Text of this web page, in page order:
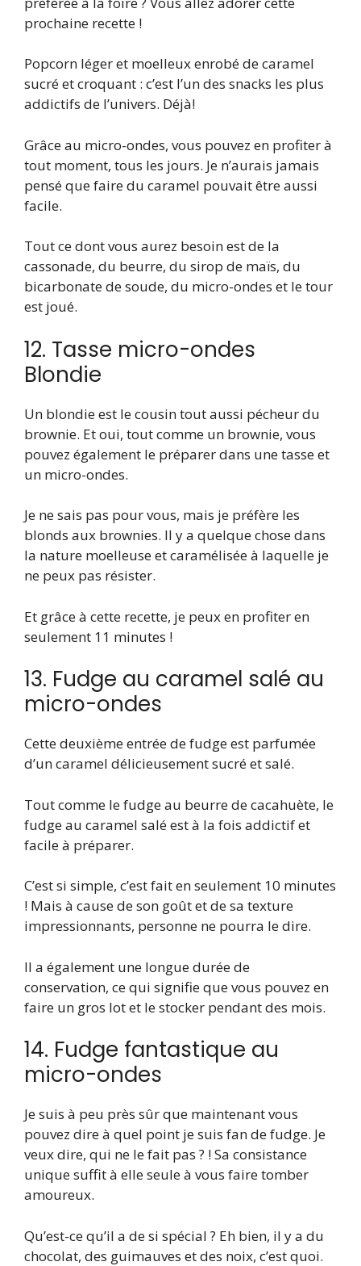
prochaine recette !
Popcorn léger et moelleux enrobé de caramel
sucré et croquant : c’est l’un des snacks les plus
addictifs de l’univers. Déjà!
Grâce au micro-ondes, vous pouvez en profiter à
tout moment, tous les jours. Je n’aurais jamais
pensé que faire du caramel pouvait être aussi
facile.
Tout ce dont vous aurez besoin est de la
cassonade, du beurre, du sirop de maïs, du
bicarbonate de soude, du micro-ondes et le tour
est joué.
12. Tasse micro-ondes
Blondie
Un blondie est le cousin tout aussi pécheur du
brownie. Et oui, tout comme un brownie, vous
pouvez également le préparer dans une tasse et
un micro-ondes.
Je ne sais pas pour vous, mais je préfère les
blonds aux brownies. Il y a quelque chose dans
la nature moelleuse et caramélisée à laquelle je
ne peux pas résister.
Et grâce à cette recette, je peux en profiter en
seulement 11 minutes !
13. Fudge au caramel salé au
micro-ondes
Cette deuxième entrée de fudge est parfumée
d’un caramel délicieusement sucré et salé.
Tout comme le fudge au beurre de cacahuète, le
fudge au caramel salé est à la fois addictif et
facile à préparer.
C’est si simple, c’est fait en seulement 10 minutes
! Mais à cause de son goût et de sa texture
impressionnants, personne ne pourra le dire.
Il a également une longue durée de
conservation, ce qui signifie que vous pouvez en
faire un gros lot et le stocker pendant des mois.
14. Fudge fantastique au
micro-ondes
Je suis à peu près sûr que maintenant vous
pouvez dire à quel point je suis fan de fudge. Je
veux dire, qui ne le fait pas ? ! Sa consistance
unique suffit à elle seule à vous faire tomber
amoureux.
Qu’est-ce qu’il a de si spécial ? Eh bien, il y a du
chocolat, des guimauves et des noix, c’est quoi.